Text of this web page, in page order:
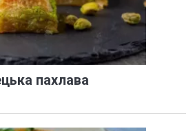
пахлава